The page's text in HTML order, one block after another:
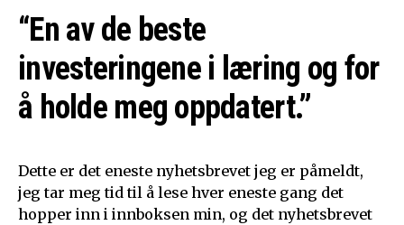
“En av de beste
investeringene i læring og for
å holde meg oppdatert.”
Dette er det eneste nyhetsbrevet jeg er påmeldt,
jeg tar meg tid til å lese hver eneste gang det
hopper inn i innboksen min, og det nyhetsbrevet